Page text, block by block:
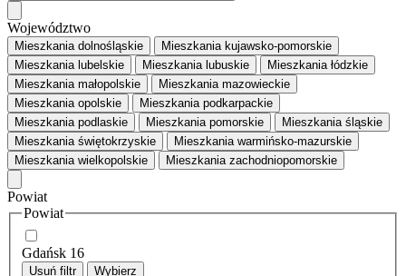
Województwo
Mieszkania dolnośląskie
Mieszkania kujawsko-pomorskie
Mieszkania lubelskie
Mieszkania lubuskie
Mieszkania łódzkie
Mieszkania małopolskie
Mieszkania mazowieckie
Mieszkania opolskie
Mieszkania podkarpackie
Mieszkania podlaskie
Mieszkania pomorskie
Mieszkania śląskie
Mieszkania świętokrzyskie
Mieszkania warmińsko-mazurskie
Mieszkania wielkopolskie
Mieszkania zachodniopomorskie
Powiat
Powiat
Gdańsk 16
Usuń filtr Wybierz